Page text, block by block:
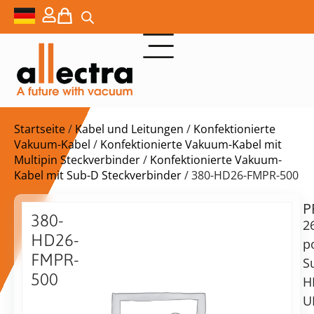
Startseite/ Kabel und Leitungen / Konfektionierte
Vakuum-Kabel / Konfektionierte Vakuum-Kabel mit
Multipin Steckverbinder/ Konfektionierte Vakuum-
Kabel mit Sub-D Steckverbinder/ 380-HD26-FMPR-500
380-
HD26-
FMPR-
500
$
Lieferzeit: